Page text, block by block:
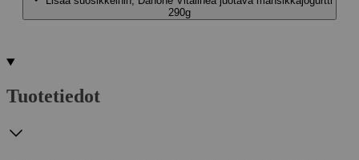
290g
Tuotetiedot